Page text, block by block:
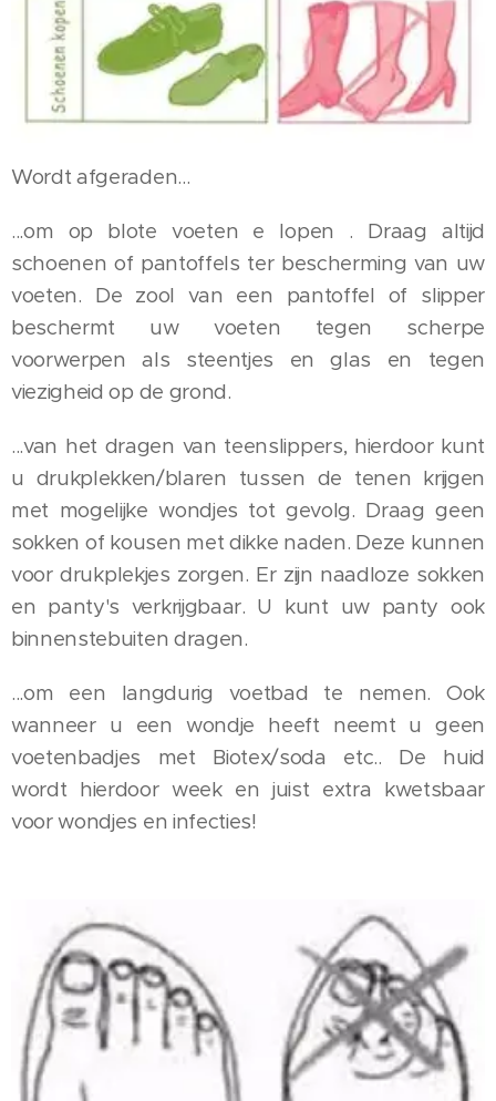
Wordt afgeraden...
...om op blote voeten e lopen . Draag altijd
schoenen of pantoffels ter bescherming van uw
voeten. De zool van een pantoffel of slipper
beschermt uw voeten tegen scherpe
voorwerpen als steentjes en glas en tegen
viezigheid op de grond.
...van het dragen van teenslippers, hierdoor kunt
u drukplekken/blaren tussen de tenen krijgen
met mogelijke wondjes tot gevolg. Draag geen
sokken of kousen met dikke naden. Deze kunnen
voor drukplekjes zorgen. Er zijn naadloze sokken
en panty's verkrijgbaar. U kunt uw panty ook
binnenstebuiten dragen.
...om een langdurig voetbad te nemen. Ook
wanneer u een wondje heeft neemt u geen
voetenbadjes met Biotex/soda etc.. De huid
wordt hierdoor week en juist extra kwetsbaar
voor wondjes en infecties!